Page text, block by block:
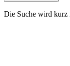
Die Suche wird kurz